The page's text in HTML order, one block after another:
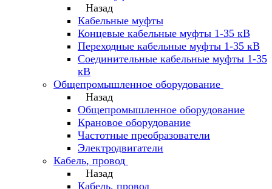
Назад
Кабельные муфты
Концевые кабельные муфты 1-35 кВ
Переходные кабельные муфты 1-35 кВ
Соединительные кабельные муфты 1-35
кВ
Общепромышленное оборудование
Назад
Общепромышленное оборудование
Крановое оборудование
Частотные преобразователи
Электродвигатели
Кабель, провод
Назад
Кабель, провод